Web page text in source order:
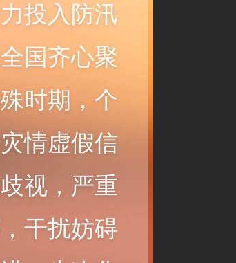
投入防汛
国齐心聚
时期，个
情虚假信
视，严重
干扰妨碍